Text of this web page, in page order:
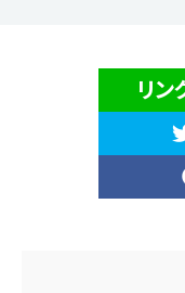
リン